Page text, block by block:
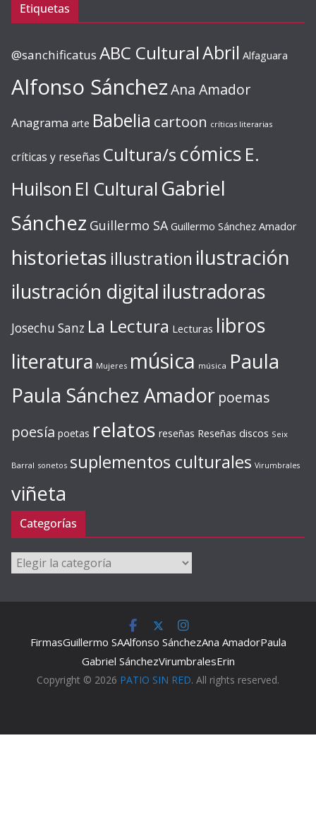
Etiquetas
@sanchificatus ABC CulturalAbril Alfaguara
Alfonso SánchezAna Amador
Anagrama arte Babelia cartoon críticas literarias
críticas y reseñas Cultura/s cómics E.
Huilson El Cultural Gabriel
Sánchez Guillermo SA Guillermo Sánchez Amador
historietas illustration ilustración
ilustración digital ilustradoras
Josechu Sanz La Lectura Lecturas libros
literatura Mujeres música música Paula
Paula Sánchez Amador poemas
poesía poetas relatos reseñas Reseñas discos Seix
Barral sonetos suplementos culturales Virumbrales
viñeta
Categorías
Categorías
FirmasGuillermo SAAlfonso SánchezAna AmadorPaula
Gabriel SánchezVirumbralesErin
Copyright © 2026 PATIO SIN RED. All rights reserved.